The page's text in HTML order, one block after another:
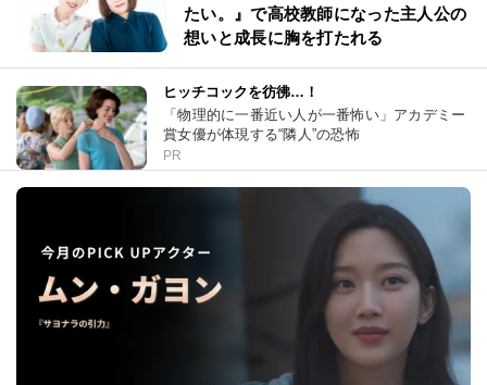
たい。』で高校教師になった主人公の
想いと成長に胸を打たれる
ヒッチコックを彷彿…！
「物理的に一番近い人が一番怖い」アカデミー
賞女優が体現する“隣人”の恐怖
PR